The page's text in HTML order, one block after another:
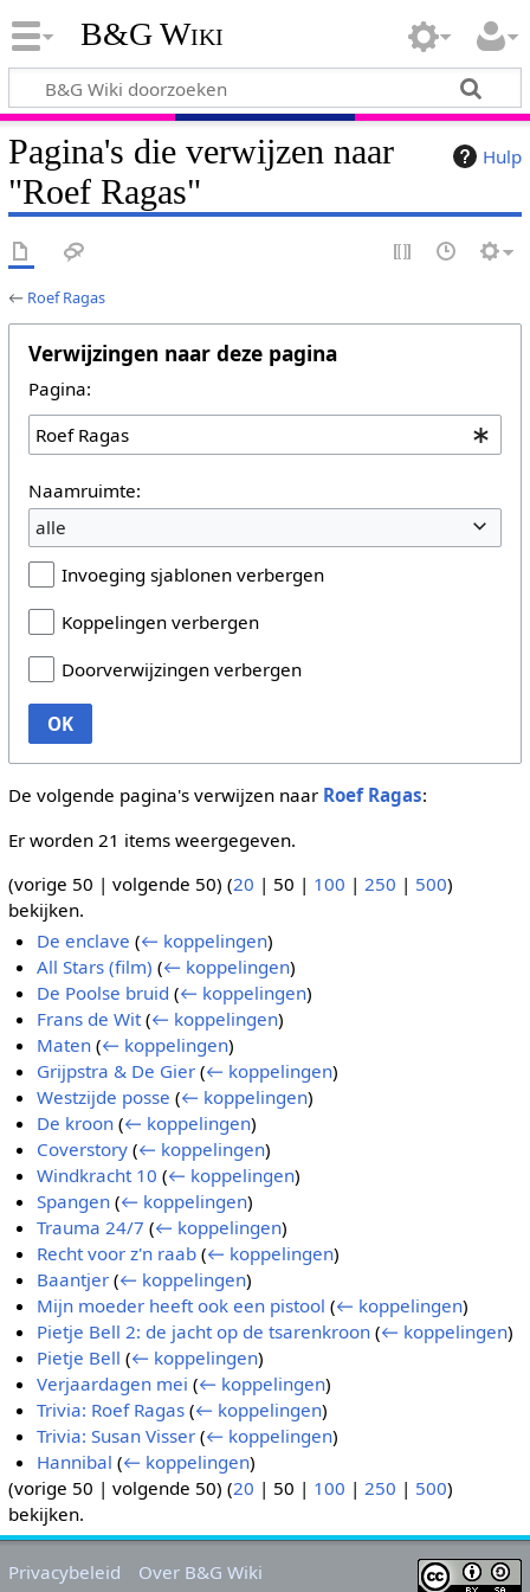
B&G Wiki
Hulp
Pagina's die verwijzen naar
"Roef Ragas"
← Roef Ragas
Verwijzingen naar deze pagina
Pagina:
Naamruimte:
alle
Invoeging sjablonen verbergen
Koppelingen verbergen
Doorverwijzingen verbergen
OK
De volgende pagina's verwijzen naar Roef Ragas:
Er worden 21 items weergegeven.
(vorige 50 | volgende 50) (20 | 50 | 100 | 250 | 500)
bekijken.
De enclave (← koppelingen)
All Stars (film) (← koppelingen)
De Poolse bruid (← koppelingen)
Frans de Wit (← koppelingen)
Maten (← koppelingen)
Grijpstra & De Gier (← koppelingen)
Westzijde posse (← koppelingen)
De kroon (← koppelingen)
Coverstory (← koppelingen)
Windkracht 10 (← koppelingen)
Spangen (← koppelingen)
Trauma 24/7 (← koppelingen)
Recht voor z'n raab (← koppelingen)
Baantjer (← koppelingen)
Mijn moeder heeft ook een pistool (← koppelingen)
Pietje Bell 2: de jacht op de tsarenkroon (← koppelingen)
Pietje Bell (← koppelingen)
Verjaardagen mei (← koppelingen)
Trivia: Roef Ragas (← koppelingen)
Trivia: Susan Visser (← koppelingen)
Hannibal (← koppelingen)
(vorige 50 | volgende 50) (20 | 50 | 100 | 250 | 500)
bekijken.
Privacybeleid
Over B&G Wiki